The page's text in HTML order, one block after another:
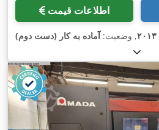
اطلاعات قیمت
۲۰۱۳, وضعیت:آماده به کار (دست دوم)